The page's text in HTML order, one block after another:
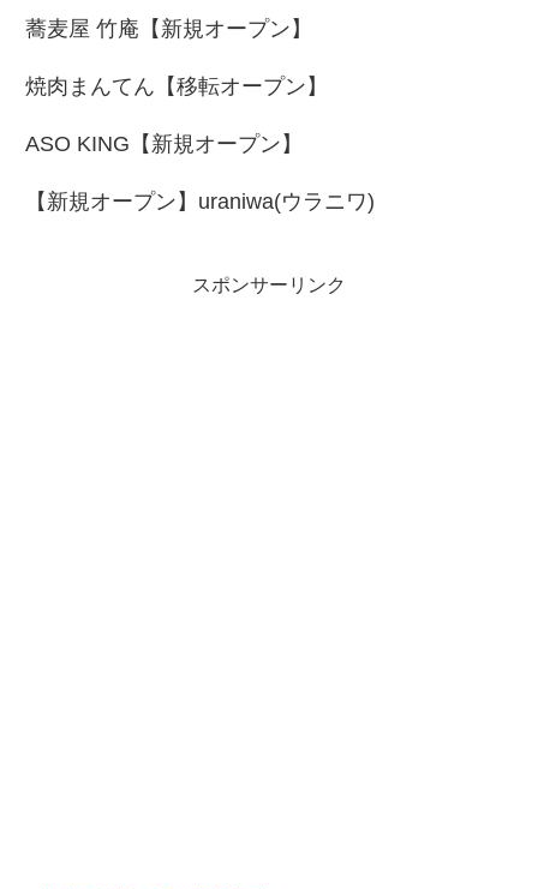
蕎麦屋 竹庵【新規オープン】
焼肉まんてん【移転オープン】
ASO KING【新規オープン】
【新規オープン】uraniwa(ウラニワ)
スポンサーリンク